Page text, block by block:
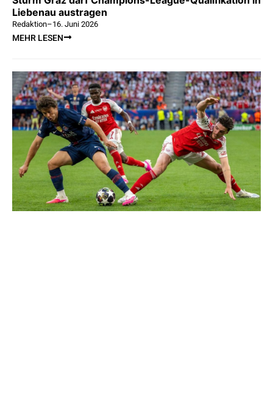
Liebenau austragen
Redaktion–16. Juni 2026
MEHR LESEN